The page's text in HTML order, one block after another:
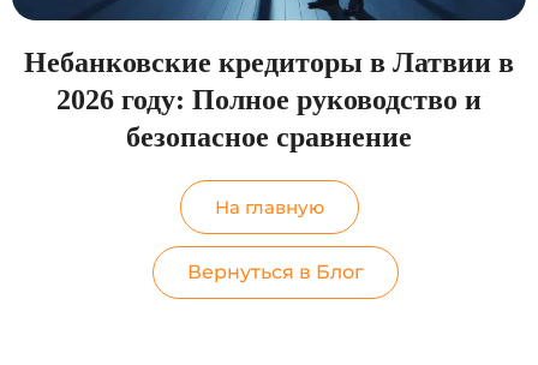
Небанковские кредиторы в Латвии в
2026 году: Полное руководство и
безопасное сравнение
На главную
Вернуться в Блог